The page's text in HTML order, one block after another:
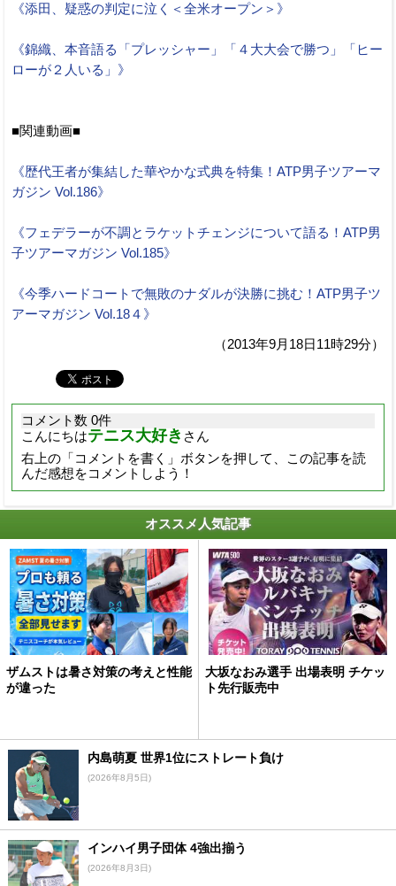
《添田、疑惑の判定に泣く＜全米オープン＞》
《錦織、本音語る「プレッシャー」「４大大会で勝つ」「ヒー
ローが２人いる」》
■関連動画■
《歴代王者が集結した華やかな式典を特集！ATP男子ツアーマ
ガジン Vol.186》
《フェデラーが不調とラケットチェンジについて語る！ATP男
子ツアーマガジン Vol.185》
《今季ハードコートで無敗のナダルが決勝に挑む！ATP男子ツ
アーマガジン Vol.18４》
（2013年9月18日11時29分）
コメント数 0件
こんにちはテニス大好き さん
右上の「コメントを書く」ボタンを押して、この記事を読
んだ感想をコメントしよう！
オススメ人気記事
ザムストは暑さ対策の考えと性能
が違った
大坂なおみ選手 出場表明 チケッ
ト先行販売中
内島萌夏 世界1位にストレート負け
(2026年8月5日)
インハイ男子団体 4強出揃う
(2026年8月3日)